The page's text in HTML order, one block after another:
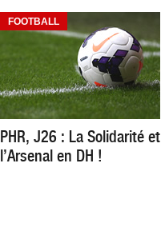
FOOTBALL
PHR, J26 : La Solidarité et
l’Arsenal en DH !